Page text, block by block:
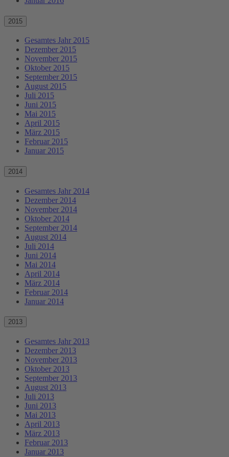
2015
Gesamtes Jahr 2015
Dezember 2015
November 2015
Oktober 2015
September 2015
August 2015
Juli 2015
Juni 2015
Mai 2015
April 2015
März 2015
Februar 2015
Januar 2015
2014
Gesamtes Jahr 2014
Dezember 2014
November 2014
Oktober 2014
September 2014
August 2014
Juli 2014
Juni 2014
Mai 2014
April 2014
März 2014
Februar 2014
Januar 2014
2013
Gesamtes Jahr 2013
Dezember 2013
November 2013
Oktober 2013
September 2013
August 2013
Juli 2013
Juni 2013
Mai 2013
April 2013
März 2013
Februar 2013
Januar 2013